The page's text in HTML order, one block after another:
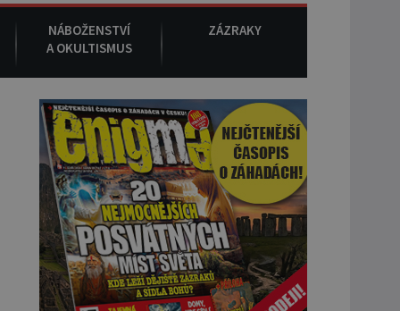
NÁBOŽENSTVÍ
A OKULTISMUS
ZÁZRAKY